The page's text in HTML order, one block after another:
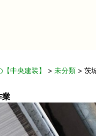
中央建装】 > 未分類 > 茨
業